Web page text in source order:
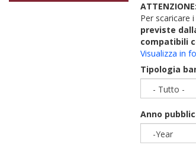
Per scaricare
previste
compatibili
Visualizza in
Tipologia
- Tutto -
Anno
-Year